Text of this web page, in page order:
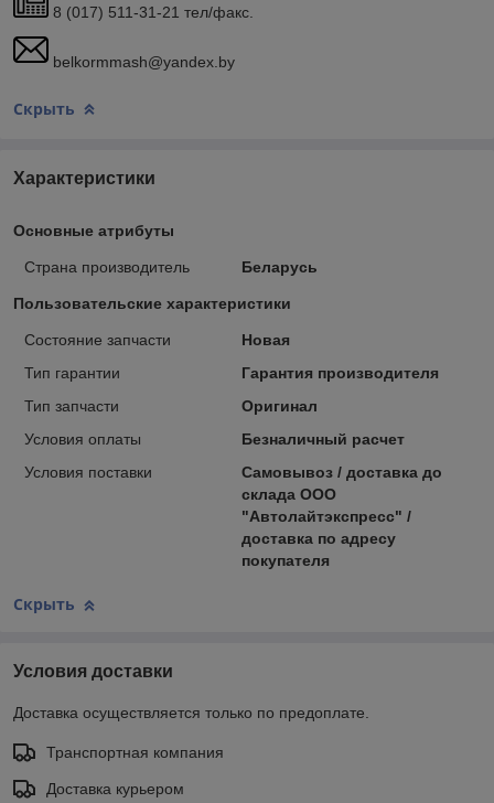
8 (017) 511-31-21 тел/факс.
belkormmash@yandex.by
Скрыть
Характеристики
Основные атрибуты
Страна производитель Беларусь
Пользовательские характеристики
Состояние запчасти
Новая
Тип гарантии
Гарантия производителя
Тип запчасти
Оригинал
Условия оплаты
Безналичный расчет
Условия поставки
Самовывоз / доставка до
склада ООО
"Автолайтэкспресс" /
доставка по адресу
покупателя
Скрыть
Условия доставки
Доставка осуществляется только по предоплате.
Транспортная компания
Доставка курьером